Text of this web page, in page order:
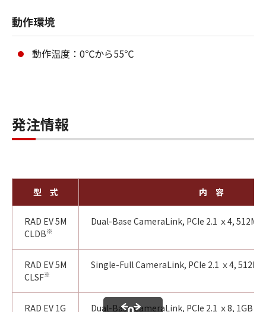
動作環境
動作温度：0℃から55℃
発注情報
型 式 内 容
RAD EV 5M
CLDB※
Dual-Base CameraLink, PCIe 2.1 ｘ4, 512MB
RAD EV 5M
CLSF※
Single-Full CameraLink, PCIe 2.1 ｘ4, 512MB
RAD EV 1G
Dual-Base CameraLink, PCIe 2.1 ｘ8, 1GB